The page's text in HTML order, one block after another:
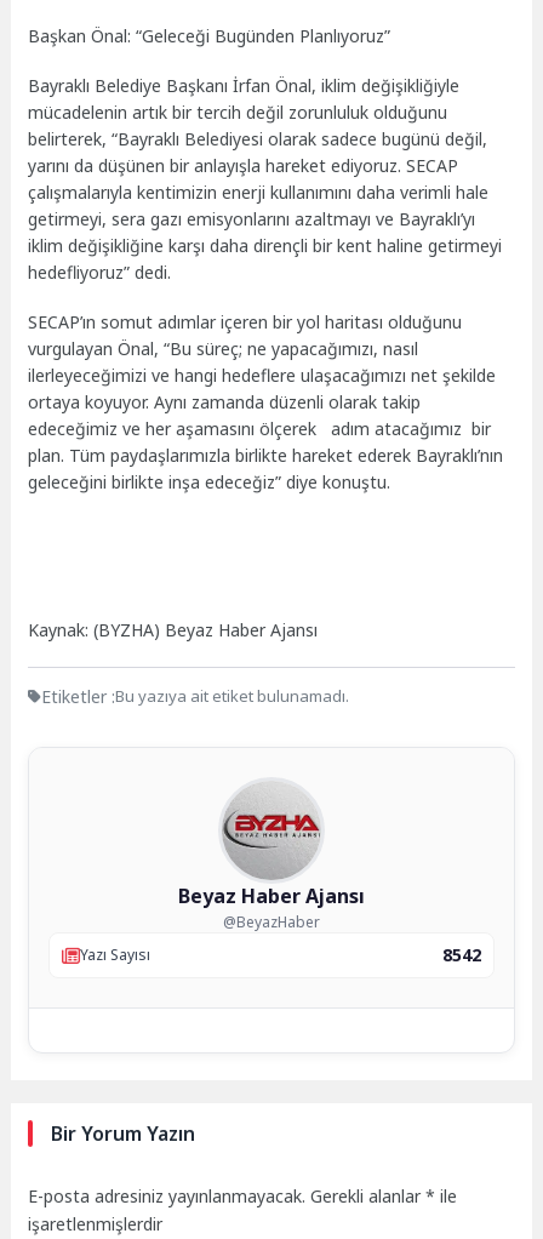
Başkan Önal: “Geleceği Bugünden Planlıyoruz”
Bayraklı Belediye Başkanı İrfan Önal, iklim değişikliğiyle
mücadelenin artık bir tercih değil zorunluluk olduğunu
belirterek, “Bayraklı Belediyesi olarak sadece bugünü değil,
yarını da düşünen bir anlayışla hareket ediyoruz. SECAP
çalışmalarıyla kentimizin enerji kullanımını daha verimli hale
getirmeyi, sera gazı emisyonlarını azaltmayı ve Bayraklı’yı
iklim değişikliğine karşı daha dirençli bir kent haline getirmeyi
hedefliyoruz” dedi.
SECAP’ın somut adımlar içeren bir yol haritası olduğunu
vurgulayan Önal, “Bu süreç; ne yapacağımızı, nasıl
ilerleyeceğimizi ve hangi hedeflere ulaşacağımızı net şekilde
ortaya koyuyor. Aynı zamanda düzenli olarak takip
edeceğimiz ve her aşamasını ölçerek adım atacağımız bir
plan. Tüm paydaşlarımızla birlikte hareket ederek Bayraklı’nın
geleceğini birlikte inşa edeceğiz” diye konuştu.
Kaynak: (BYZHA) Beyaz Haber Ajansı
Etiketler :Bu yazıya ait etiket bulunamadı.
Beyaz Haber Ajansı
@BeyazHaber
Yazı Sayısı
8542
Bir Yorum Yazın
E-posta adresiniz yayınlanmayacak. Gerekli alanlar* ile
işaretlenmişlerdir